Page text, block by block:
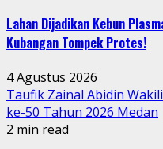
Lahan Dijadikan Kebun
Kubangan Tompek Protes!
4 Agustus 2026
Taufik Zainal Abidin
ke-50 Tahun 2026 Medan
2 min read